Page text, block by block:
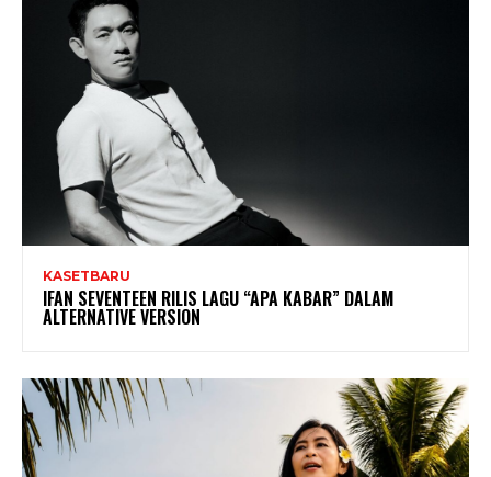
KASETBARU
IFAN SEVENTEEN RILIS LAGU “APA KABAR” DALAM
ALTERNATIVE VERSION